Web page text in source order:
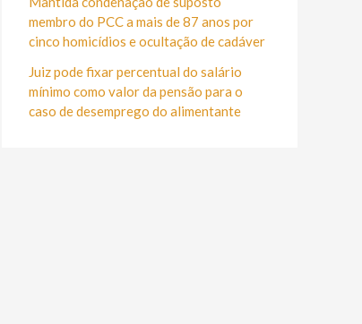
membro do PCC a mais de 87 anos por
cinco homicídios e ocultação de cadáver
Juiz pode fixar percentual do salário
mínimo como valor da pensão para o
caso de desemprego do alimentante